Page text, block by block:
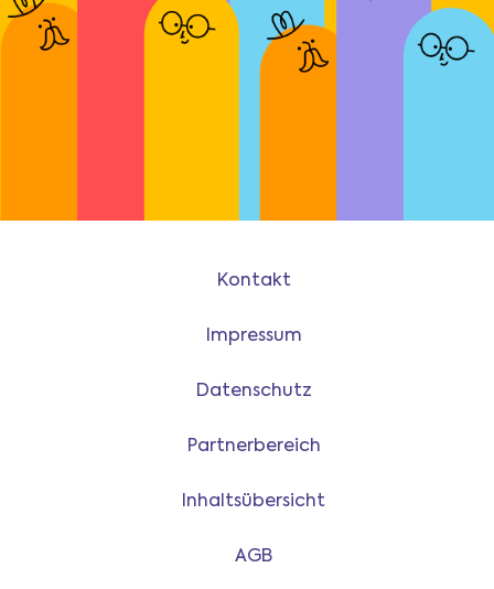
Kontakt
Impressum
Datenschutz
Partnerbereich
Inhaltsübersicht
AGB